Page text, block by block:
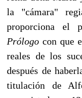
la "cámara"
proporciona el
Prólogo con que
reales de los
después de
titulación de